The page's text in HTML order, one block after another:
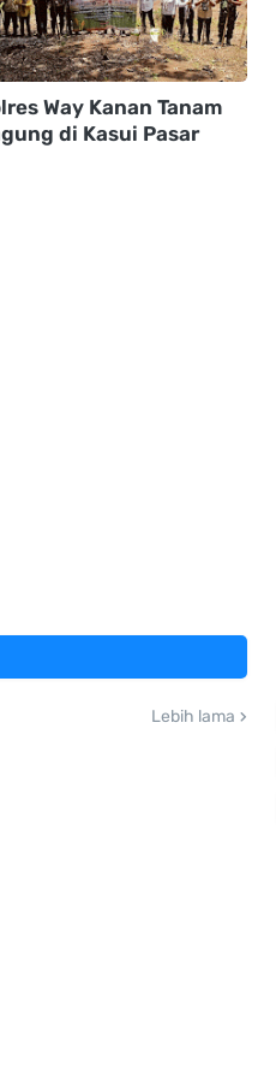
Way Kanan Tanam
di Kasui Pasar
Lebih lama